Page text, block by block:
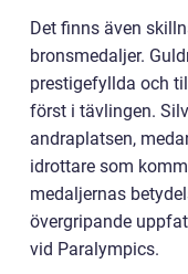
Det finns även
bronsmedaljer.
prestigefyllda och
först i tävlingen.
andraplatsen,
idrottare som
medaljernas
övergripande
vid Paralympics.